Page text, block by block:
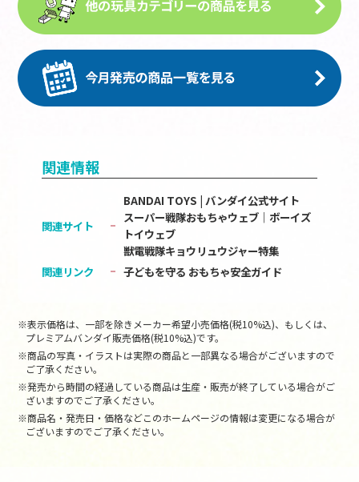
関連情報
関連サイト
BANDAI TOYS | バンダイ公式サイト
スーパー戦隊おもちゃウェブ｜ボーイズ
トイウェブ
獣電戦隊キョウリュウジャー特集
関連リンク
子どもを守る おもちゃ安全ガイド
※表示価格は、一部を除きメーカー希望小売価格(税10%込)、もしくは、
プレミアムバンダイ販売価格(税10%込)です。
※商品の写真・イラストは実際の商品と一部異なる場合がございますので
ご了承ください。
※発売から時間の経過している商品は生産・販売が終了している場合がご
ざいますのでご了承ください。
※商品名・発売日・価格などこのホームページの情報は変更になる場合が
ございますのでご了承ください。